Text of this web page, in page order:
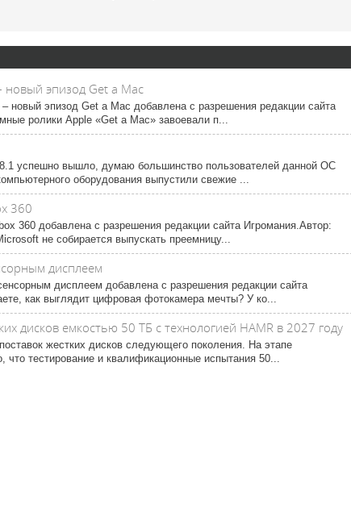
эпизод Get a Mac
новый эпизод Get a Mac добавлена с разрешения редакции сайта
ролики Apple «Get a Mac» завоевали п...
успешно вышло, думаю большинство пользователей данной ОС
оборудования выпустили свежие ...
360
360 добавлена с разрешения редакции сайта Игромания.Автор:
не собирается выпускать преемницу...
дисплеем
дисплеем добавлена с разрешения редакции сайта
как выглядит цифровая фотокамера мечты? У ко...
дисков емкостью 50 ТБ с технологией HAMR в 2027 году
жестких дисков следующего поколения. На этапе
что тестирование и квалификационные испытания 50...